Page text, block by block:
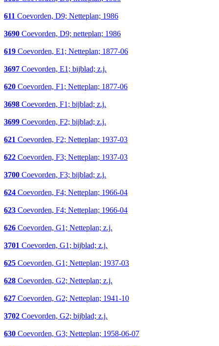
611 Coevorden, D9; Netteplan; 1986
3690 Coevorden, D9; netteplan; 1986
619 Coevorden, E1; Netteplan; 1877-06
3697 Coevorden, E1; bijblad; z.j.
620 Coevorden, F1; Netteplan; 1877-06
3698 Coevorden, F1; bijblad; z.j.
3699 Coevorden, F2; bijblad; z.j.
621 Coevorden, F2; Netteplan; 1937-03
622 Coevorden, F3; Netteplan; 1937-03
3700 Coevorden, F3; bijblad; z.j.
624 Coevorden, F4; Netteplan; 1966-04
623 Coevorden, F4; Netteplan; 1966-04
626 Coevorden, G1; Netteplan; z.j.
3701 Coevorden, G1; bijblad; z.j.
625 Coevorden, G1; Netteplan; 1937-03
628 Coevorden, G2; Netteplan; z.j.
627 Coevorden, G2; Netteplan; 1941-10
3702 Coevorden, G2; bijblad; z.j.
630 Coevorden, G3; Netteplan; 1958-06-07